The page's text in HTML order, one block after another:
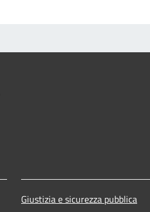
Giustizia e sicurezza pubblica